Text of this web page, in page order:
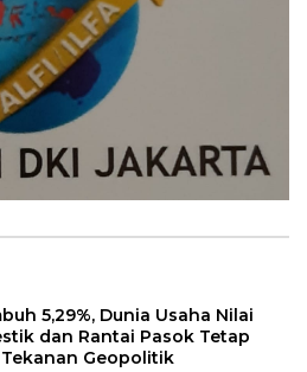
5,29%, Dunia Usaha Nilai
dan Rantai Pasok Tetap
Geopolitik